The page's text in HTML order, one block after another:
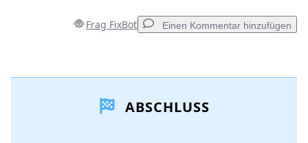
Frag FixBot Einen Kommentar hinzufügen
Kommentar hinzufügenABSCHLUSS